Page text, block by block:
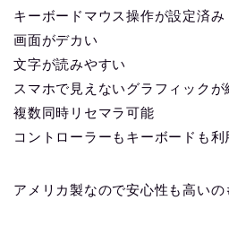
キーボードマウス操作が設定済み
画面がデカい
文字が読みやすい
スマホで見えないグラフィックが
複数同時リセマラ可能
コントローラーもキーボードも利
アメリカ製なので安心性も高いの